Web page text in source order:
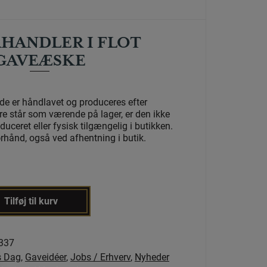
I FLOT
er håndlavet og produceres efter
står som værende på lager, er den ikke
eller fysisk tilgængelig i butikken.
også ved afhentning i butik.
Tilføj til kurv
Dag, Gaveidéer,Jobs / Erhverv, Nyheder